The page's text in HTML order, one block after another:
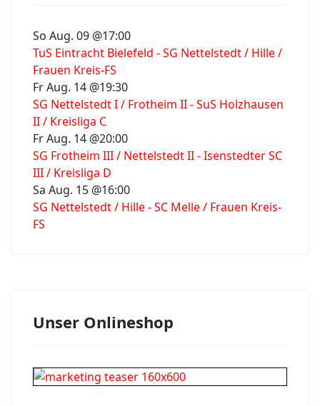
So Aug. 09 @17:00
TuS Eintracht Bielefeld - SG Nettelstedt / Hille /
Frauen Kreis-FS
Fr Aug. 14 @19:30
SG Nettelstedt I / Frotheim II - SuS Holzhausen
II / Kreisliga C
Fr Aug. 14 @20:00
SG Frotheim III / Nettelstedt II - Isenstedter SC
III / Kreisliga D
Sa Aug. 15 @16:00
SG Nettelstedt / Hille - SC Melle / Frauen Kreis-
FS
Unser Onlineshop